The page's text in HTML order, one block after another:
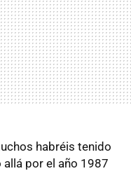
habréis tenido
por el año 1987